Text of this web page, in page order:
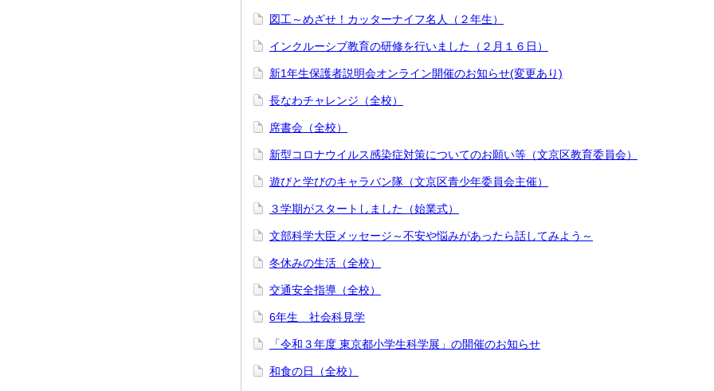
図工～めざせ！カッターナイフ名人（２年生）
インクルーシブ教育の研修を行いました（２月１６日）
新1年生保護者説明会オンライン開催のお知らせ(変更あり)
長なわチャレンジ（全校）
席書会（全校）
新型コロナウイルス感染症対策についてのお願い等（文京区教育委員会）
遊びと学びのキャラバン隊（文京区青少年委員会主催）
３学期がスタートしました（始業式）
文部科学大臣メッセージ～不安や悩みがあったら話してみよう～
冬休みの生活（全校）
交通安全指導（全校）
6年生 社会科見学
「令和３年度 東京都小学生科学展」の開催のお知らせ
和食の日（全校）